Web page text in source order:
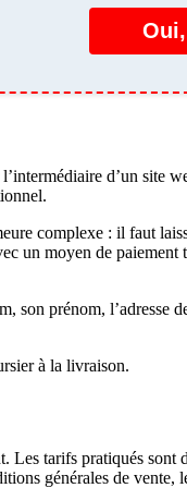
d’un
complexe : il faut
un moyen de
son prénom,
à la livraison.
tarifs pratiqués
générales de